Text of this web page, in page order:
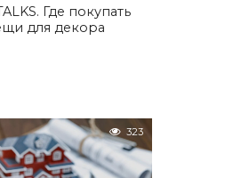
Где покупать
для декора
323